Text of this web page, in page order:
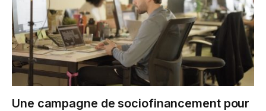
Une campagne de sociofinancement pour